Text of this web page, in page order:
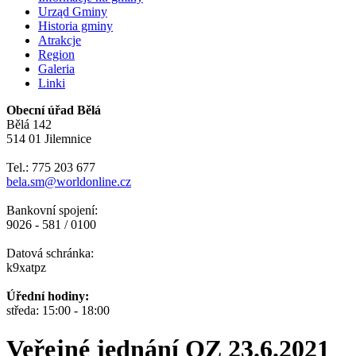
Urząd Gminy
Historia gminy
Atrakcje
Region
Galeria
Linki
Obecní úřad Bělá
Bělá 142
514 01 Jilemnice
Tel.: 775 203 677
bela.sm@worldonline.cz
Bankovní spojení:
9026 - 581 / 0100
Datová schránka:
k9xatpz
Úřední hodiny:
středa: 15:00 - 18:00
Veřejné jednání OZ 23.6.2021